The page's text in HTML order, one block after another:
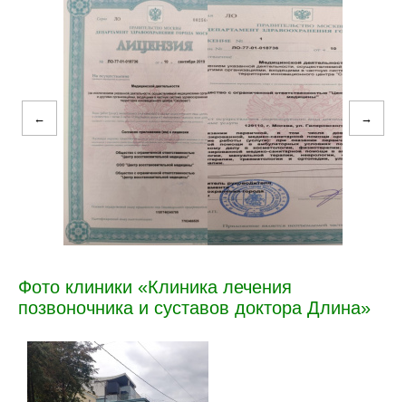
← →
Фото клиники «Клиника лечения
позвоночника и суставов доктора Длина»